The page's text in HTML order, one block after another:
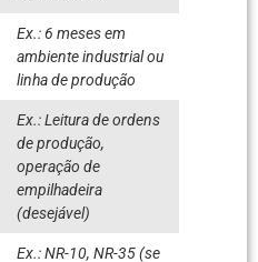
Ex.: 6 meses em
ambiente industrial ou
linha de produção
Ex.: Leitura de ordens
de produção,
operação de
empilhadeira
(desejável)
Ex.: NR-10, NR-35 (se